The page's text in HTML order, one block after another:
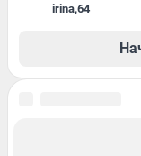
irina,64